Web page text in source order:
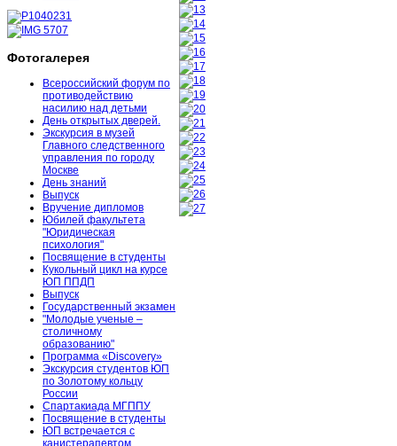
Фотогалерея
Всероссийский форум по
противодействию
насилию над детьми
День открытых дверей.
Экскурсия в музей
Главного следственного
управления по городу
Москве
День знаний
Выпуск
Вручение дипломов
Юбилей факультета
"Юридическая
психология"
Посвящение в студенты
Кукольный цикл на курсе
ЮП ППДП
Выпуск
Государственный экзамен
"Молодые ученые –
столичному
образованию"
Программа «Discovery»
Экскурсия студентов ЮП
по Золотому кольцу
России
Спартакиада МГППУ
Посвящение в студенты
ЮП встречается с
канистерапевтом